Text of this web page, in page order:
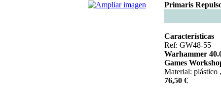
Primaris
Características
Ref: GW48-55
Warhammer
Games
Material: plástico
76,50 €